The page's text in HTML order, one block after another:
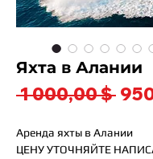
Яхта в Алании
1 000,00 $
Аренда яхты в Алании
ЦЕНУ УТОЧНЯЙТЕ